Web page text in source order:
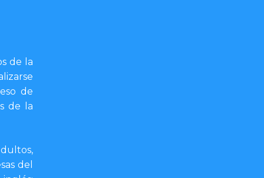
de la
de
de la
del